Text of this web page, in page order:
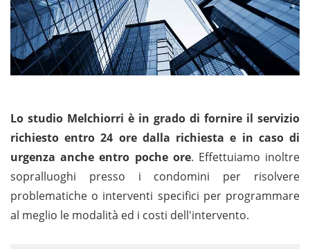
Lo studio Melchiorri è in grado di fornire il servizio
richiesto entro 24 ore dalla richiesta e in caso di
urgenza anche entro poche ore. Effettuiamo inoltre
sopralluoghi presso i condomini per risolvere
problematiche o interventi specifici per programmare
al meglio le modalità ed i costi dell'intervento.